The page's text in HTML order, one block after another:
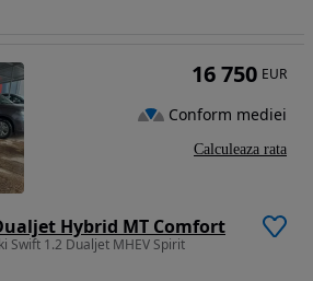
Hybrid MT Comfort
Swift 1.2 Dualjet MHEV Spirit
16 750 EUR
Conform mediei
Calculeaza rata